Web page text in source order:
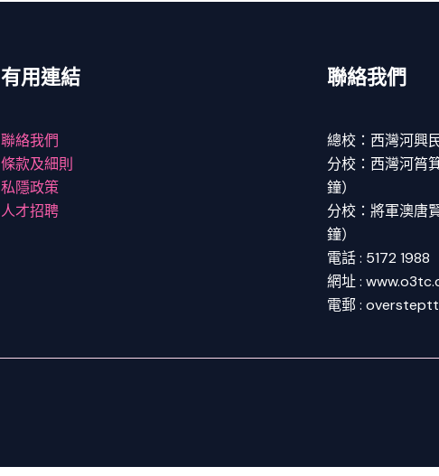
有用連結
聯絡我們
條款及細則
私隱政策
人才招聘
聯絡我們
總校：西灣河興
分校：西灣河筲
鐘）
分校：將軍澳唐
鐘）
電話 : 5172 1988
網址 :
電郵 :